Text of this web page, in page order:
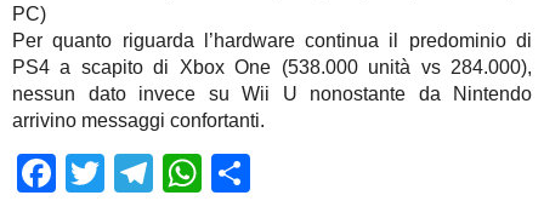
PC)
Per quanto riguarda l’hardware continua il predominio di
PS4 a scapito di Xbox One (538.000 unità vs 284.000),
nessun dato invece su Wii U nonostante da Nintendo
arrivino messaggi confortanti.
Facebook
TwitterTelegram
WhatsApp